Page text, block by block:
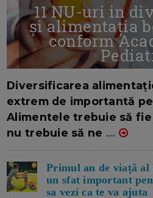
11 NU-uri in
și alimentația
conform
Diversificarea
extrem de importantă
Alimentele trebuie să
nu trebuie să ne ...
Primul an de viață al
un sfat important
sa vezi ca te va ajuta